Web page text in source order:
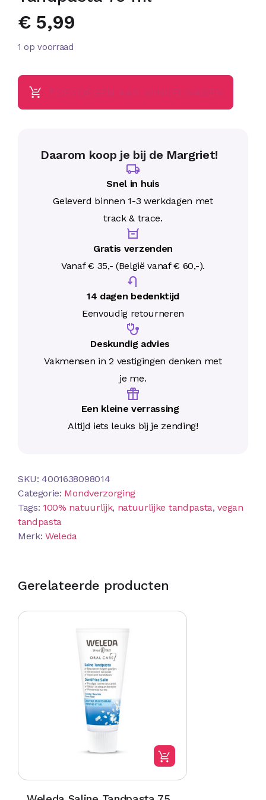
€5,99
1 op voorraad
Daarom koop je bij de Margriet!
Snel in huis
Geleverd binnen 1-3 werkdagen met
track & trace.
Gratis verzenden
Vanaf € 35,- (België vanaf € 60,-).
14 dagen bedenktijd
Eenvoudig retourneren
Deskundig advies
Vakmensen in 2 vestigingen denken met
je me.
Een kleine verrassing
Altijd iets leuks bij je zending!
SKU:4001638098014
Categorie: Mondverzorging
Tags: 100% natuurlijk, natuurlijke tandpasta,vegan
tandpasta
Merk:Weleda
Gerelateerde producten